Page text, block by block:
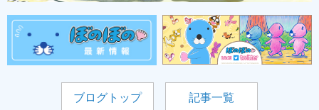
ブログトップ 記事一覧